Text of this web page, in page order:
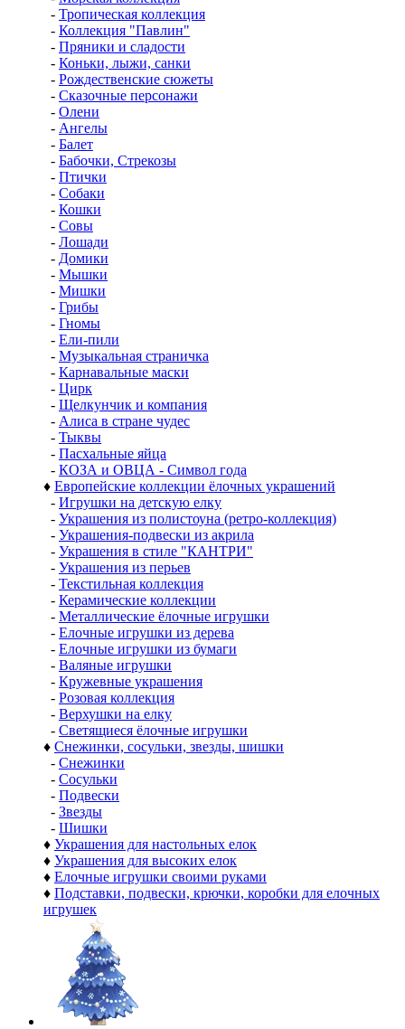
- Тропическая коллекция
- Коллекция "Павлин"
- Пряники и сладости
- Коньки, лыжи, санки
- Рождественские сюжеты
- Сказочные персонажи
- Олени
- Ангелы
- Балет
- Бабочки, Стрекозы
- Птички
- Собаки
- Кошки
- Совы
- Лошади
- Домики
- Мышки
- Мишки
- Грибы
- Гномы
- Ели-пили
- Музыкальная страничка
- Карнавальные маски
- Цирк
- Щелкунчик и компания
- Алиса в стране чудес
- Тыквы
- Пасхальные яйца
- КОЗА и ОВЦА - Символ года
♦ Европейские коллекции ёлочных украшений
- Игрушки на детскую елку
- Украшения из полистоуна (ретро-коллекция)
- Украшения-подвески из акрила
- Украшения в стиле "КАНТРИ"
- Украшения из перьев
- Текстильная коллекция
- Керамические коллекции
- Металлические ёлочные игрушки
- Елочные игрушки из дерева
- Елочные игрушки из бумаги
- Валяные игрушки
- Кружевные украшения
- Розовая коллекция
- Верхушки на елку
- Светящиеся ёлочные игрушки
♦ Снежинки, сосульки, звезды, шишки
- Снежинки
- Сосульки
- Подвески
- Звезды
- Шишки
♦ Украшения для настольных елок
♦ Украшения для высоких елок
♦ Елочные игрушки своими руками
♦ Подставки, подвески, крючки, коробки для елочных
игрушек